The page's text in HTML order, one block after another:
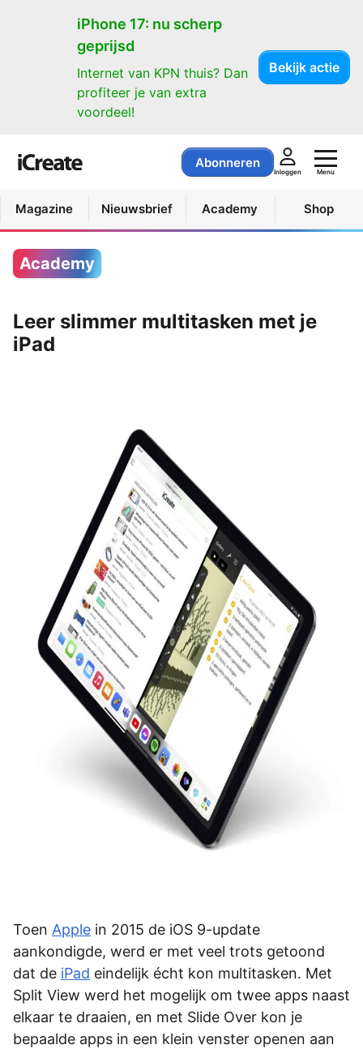
iPhone 17: nu scherp
geprijsd
Internet van KPN thuis? Dan
profiteer je van extra
voordeel!
Bekijk actie
Abonneren
Inloggen Menu
Magazine Nieuwsbrief Academy Shop
Academy
Leer slimmer multitasken met je
iPad
Toen Apple in 2015 de iOS 9-update
aankondigde, werd er met veel trots getoond
dat de iPad eindelijk écht kon multitasken. Met
Split View werd het mogelijk om twee apps naast
elkaar te draaien, en met Slide Over kon je
bepaalde apps in een klein venster openen aan